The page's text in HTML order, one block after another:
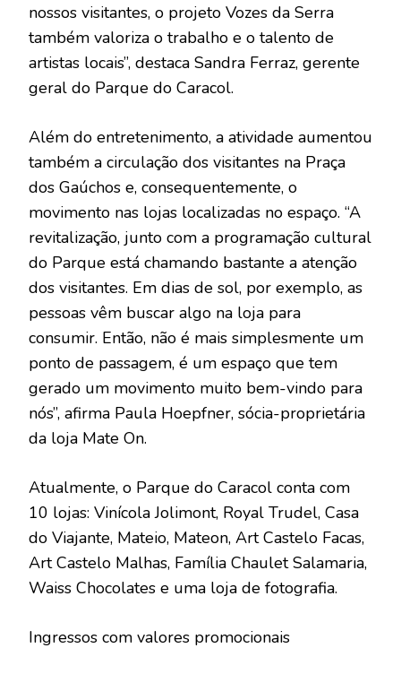
nossos visitantes, o projeto Vozes da Serra
também valoriza o trabalho e o talento de
artistas locais”, destaca Sandra Ferraz, gerente
geral do Parque do Caracol.
Além do entretenimento, a atividade aumentou
também a circulação dos visitantes na Praça
dos Gaúchos e, consequentemente, o
movimento nas lojas localizadas no espaço. “A
revitalização, junto com a programação cultural
do Parque está chamando bastante a atenção
dos visitantes. Em dias de sol, por exemplo, as
pessoas vêm buscar algo na loja para
consumir. Então, não é mais simplesmente um
ponto de passagem, é um espaço que tem
gerado um movimento muito bem-vindo para
nós”, afirma Paula Hoepfner, sócia-proprietária
da loja Mate On.
Atualmente, o Parque do Caracol conta com
10 lojas: Vinícola Jolimont, Royal Trudel, Casa
do Viajante, Mateio, Mateon, Art Castelo Facas,
Art Castelo Malhas, Família Chaulet Salamaria,
Waiss Chocolates e uma loja de fotografia.
Ingressos com valores promocionais